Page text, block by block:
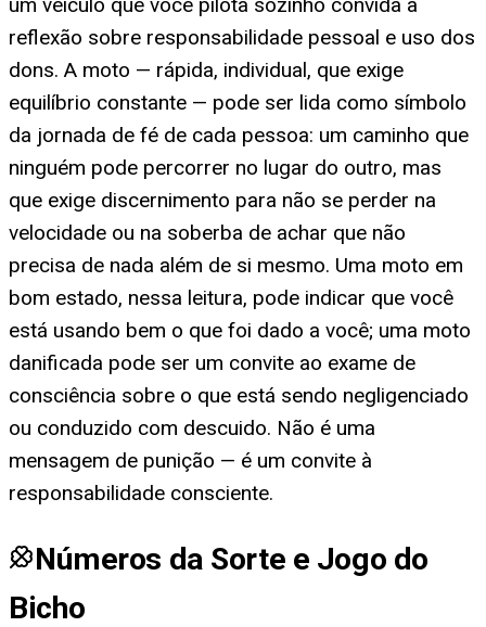
reflexão sobre responsabilidade pessoal e uso dos
dons. A moto — rápida, individual, que exige
equilíbrio constante — pode ser lida como símbolo
da jornada de fé de cada pessoa: um caminho que
ninguém pode percorrer no lugar do outro, mas
que exige discernimento para não se perder na
velocidade ou na soberba de achar que não
precisa de nada além de si mesmo. Uma moto em
bom estado, nessa leitura, pode indicar que você
está usando bem o que foi dado a você; uma moto
danificada pode ser um convite ao exame de
consciência sobre o que está sendo negligenciado
ou conduzido com descuido. Não é uma
mensagem de punição — é um convite à
responsabilidade consciente.
Números da Sorte e Jogo do
Bicho